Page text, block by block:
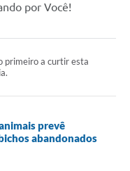
por Você!
primeiro a curtir esta
prevê
abandonados